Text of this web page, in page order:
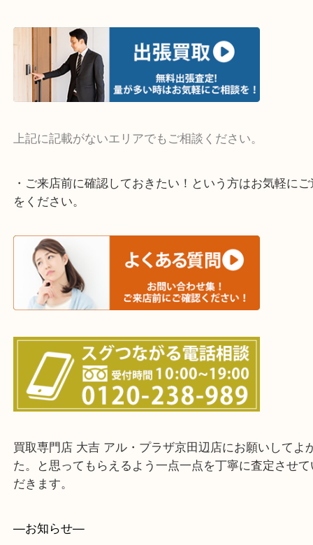
・よく伺う出張買取エリア
宇治市・京田辺市・和束町・城陽市・枚方市
寝屋川市・門真市・伏見区・高槻市・甲賀市
交野市・井手町
上記に記載がないエリアでもご相談ください。
・ご来店前に確認しておきたい！という方はお気軽
をください。